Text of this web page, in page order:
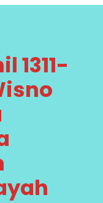
1311-